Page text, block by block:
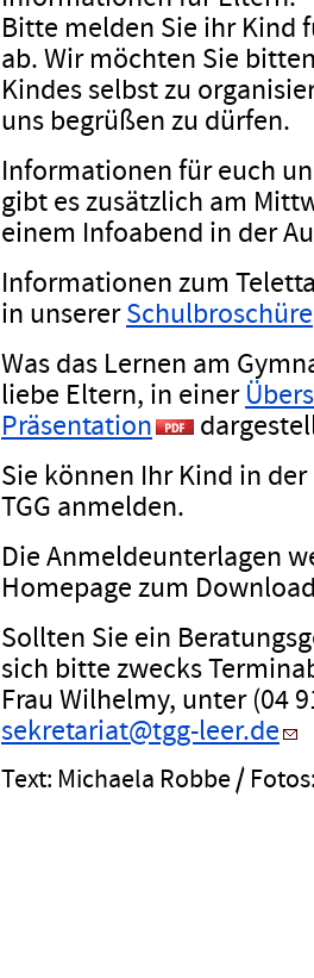
Bitte melden Sie ihr Kind
ab. Wir möchten Sie
Kindes selbst zu
uns begrüßen zu dürfen.
Informationen für euch
gibt es zusätzlich am
einem Infoabend in der
Informationen zum
in unsererSchulbroschüre
Was das Lernen am
liebe Eltern, in einer
Präsentation
Sie können Ihr Kind in
TGG anmelden.
Die Anmeldeunterlagen
Homepage zum
Sollten Sie ein
sich bitte zwecks
Frau Wilhelmy, unter (04
sekretariat@tgg-leer.de
Text: Michaela Robbe /